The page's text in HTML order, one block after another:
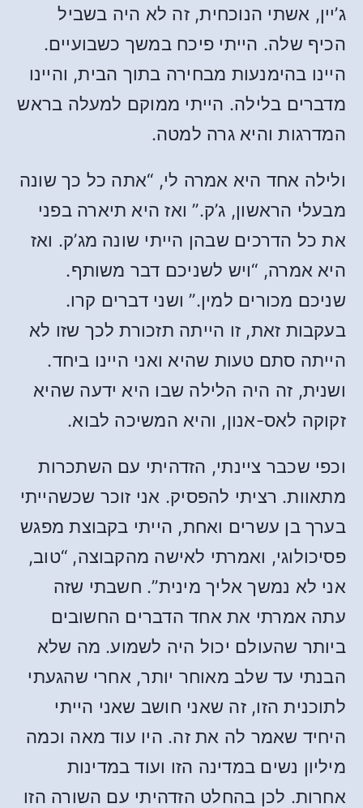
ג’יין, אשתי הנוכחית, זה לא היה בשביל
הכיף שלה. הייתי פיכח במשך כשבועיים.
היינו בהימנעות מבחירה בתוך הבית, והיינו
מדברים בלילה. הייתי ממוקם למעלה בראש
המדרגות והיא גרה למטה.
ולילה אחד היא אמרה לי, “אתה כל כך שונה
מבעלי הראשון, ג’ק.” ואז היא תיארה בפני
את כל הדרכים שבהן הייתי שונה מג’ק. ואז
היא אמרה, “ויש לשניכם דבר משותף.
שניכם מכורים למין.” ושני דברים קרו.
בעקבות זאת, זו הייתה תזכורת לכך שזו לא
הייתה סתם טעות שהיא ואני היינו ביחד.
ושנית, זה היה הלילה שבו היא ידעה שהיא
זקוקה לאס-אנון, והיא המשיכה לבוא.
וכפי שכבר ציינתי, הזדהיתי עם השתכרות
מתאוות. רציתי להפסיק. אני זוכר שכשהייתי
בערך בן עשרים ואחת, הייתי בקבוצת מפגש
פסיכולוגי, ואמרתי לאישה מהקבוצה, “טוב,
אני לא נמשך אליך מינית”. חשבתי שזה
עתה אמרתי את אחד הדברים החשובים
ביותר שהעולם יכול היה לשמוע. מה שלא
הבנתי עד שלב מאוחר יותר, אחרי שהגעתי
לתוכנית הזו, זה שאני חושב שאני הייתי
היחיד שאמר לה את זה. היו עוד מאה וכמה
מיליון נשים במדינה הזו ועוד במדינות
אחרות. לכן בהחלט הזדהיתי עם השורה הזו